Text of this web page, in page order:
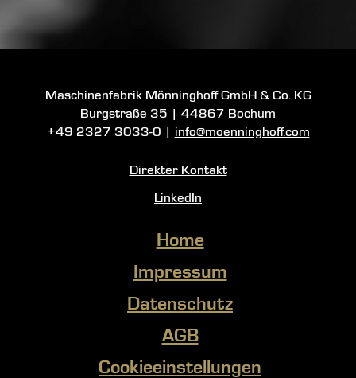
Maschinenfabrik Mönninghoff GmbH & Co. KG
Burgstraße 35
44867 Bochum
+49 2327 3033-0
info@moenninghoff.com
Direkter Kontakt
LinkedIn
Home
Impressum
Datenschutz
AGB
Cookieeinstellungen